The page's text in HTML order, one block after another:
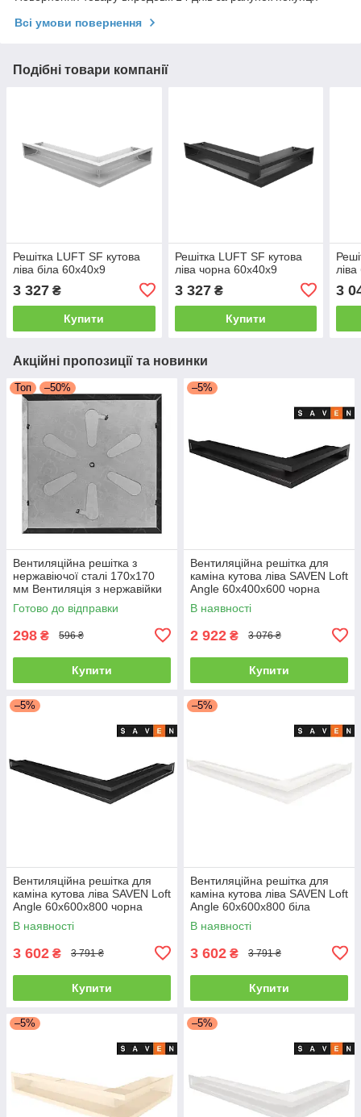
Всі умови повернення
Подібні товари компанії
Решітка LUFT SF кутова
ліва біла 60x40x9
3 327 ₴
Купити
Решітка LUFT SF кутова
ліва чорна 60x40x9
3 327₴
Купити
3
Акційні пропозиції та новинки
Топ –50%
Вентиляційна решітка з
нержавіючої сталі 170x170
мм Вентиляція з нержавійки
для печі
Готово до відправки
298 ₴ 596 ₴
Купити
–5%
Вентиляційна решітка для
каміна кутова ліва SAVEN Loft
Angle 60х400х600 чорна
В наявності
2 922 ₴ 3 076 ₴
Купити
–5%
Вентиляційна решітка для
каміна кутова ліва SAVEN Loft
Angle 60х600х800 чорна
В наявності
3 602 ₴ 3 791 ₴
Купити
–5%
Вентиляційна решітка для
каміна кутова ліва SAVEN Loft
Angle 60х600х800 біла
В наявності
3 602 ₴ 3 791 ₴
Купити
–5% –5%